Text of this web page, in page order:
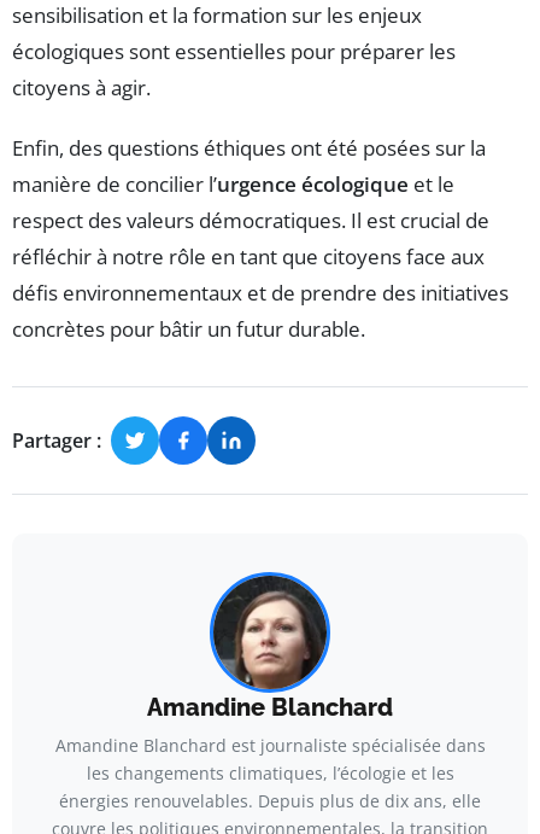
sensibilisation et la formation sur les enjeux
écologiques sont essentielles pour préparer les
citoyens à agir.
Enfin, des questions éthiques ont été posées sur la
manière de concilier l’urgence écologique et le
respect des valeurs démocratiques. Il est crucial de
réfléchir à notre rôle en tant que citoyens face aux
défis environnementaux et de prendre des initiatives
concrètes pour bâtir un futur durable.
Partager :
Amandine Blanchard
Amandine Blanchard est journaliste spécialisée dans
les changements climatiques, l’écologie et les
énergies renouvelables. Depuis plus de dix ans, elle
couvre les politiques environnementales, la transition